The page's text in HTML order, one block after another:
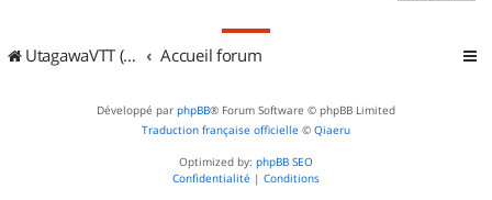
UtagawaVTT (Randos VTT et VTTAE avec traces GPS) Accueil forum
Développé par phpBB® Forum Software © phpBB Limited
Traduction française officielle © Qiaeru
Optimized by: phpBB SEO
Confidentialité | Conditions